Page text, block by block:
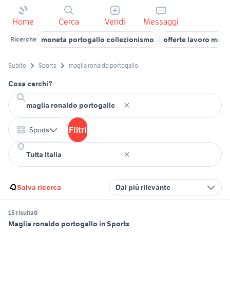
Home Cerca Vendi Messaggi
Ricerche moneta portogallo collezionismo offerte lavoro
Subito Sports maglia ronaldo portogallo
Cosa cerchi?
Sports Filtri
Salva ricerca Dal più rilevante
15 risultati
Maglia ronaldo portogallo in Sports